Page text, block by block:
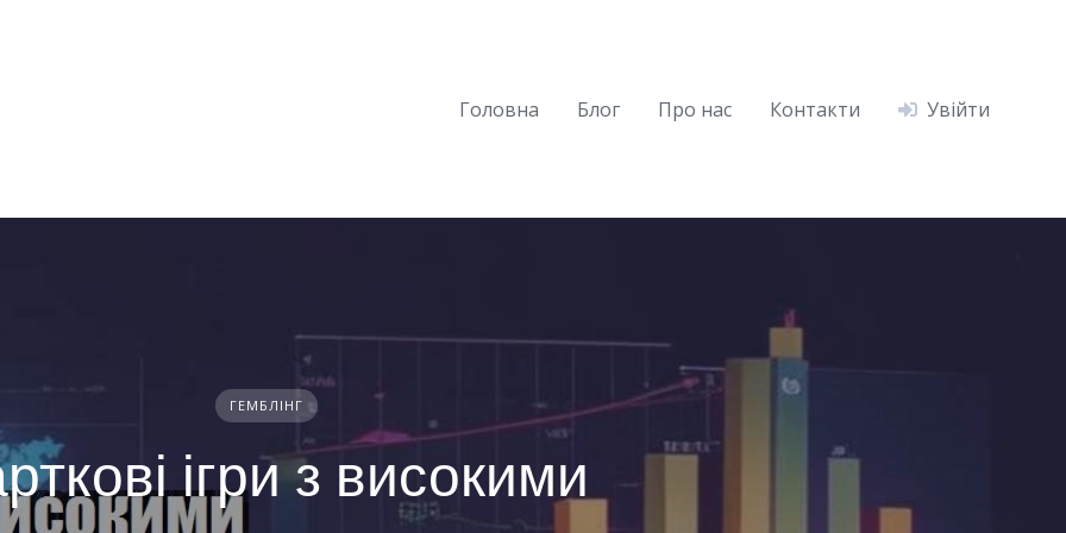
Головна
Блог Про нас Контакти Увійти
ГЕМБЛІНГ
ігри з високими